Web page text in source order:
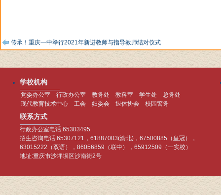
传承！重庆一中举行2021年新进教师与指导教师结对仪式
学校机构
党委办公室 行政办公室 教务处 教科室 学生处
总务处
现代教育技术中心
工会 妇委会 退休协会 校园警务
联系方式
行政办公室电话:65303495
招生咨询电话:65307121，61887003(渝北)，67500885（皇冠），
63015222（双语），86056859（联中），65912509（一实校）
地址:重庆市沙坪坝区沙南街2号